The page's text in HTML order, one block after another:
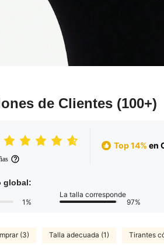
de Clientes (100+)
Top 14% en
global:
1%
La talla corresponde
97%
(3) Talla adecuada (1) Tirantes